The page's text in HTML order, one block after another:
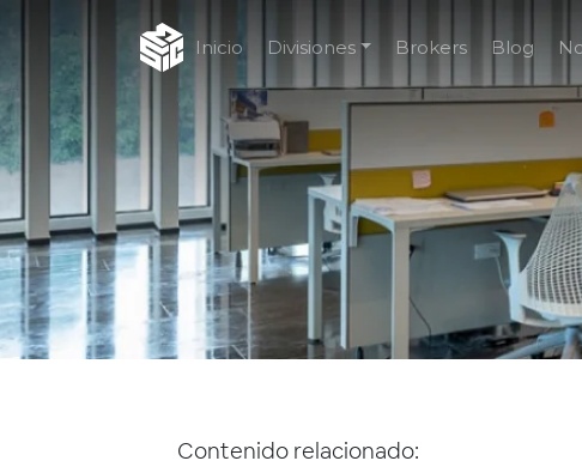
Inicio Divisiones Brokers Blog
Contenido relacionado: